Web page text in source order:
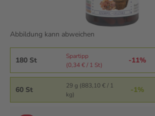
Abbildung kann abweichen
180 St
Spartipp
(0,34 € / 1 St)
-11%
60 St
29 g (883,10 € / 1
kg)
-1%